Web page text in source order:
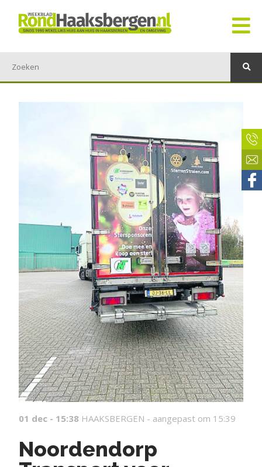
01 dec - 15:38 HAAKSBERGEN - aangepast om 15:39
Noordendorp